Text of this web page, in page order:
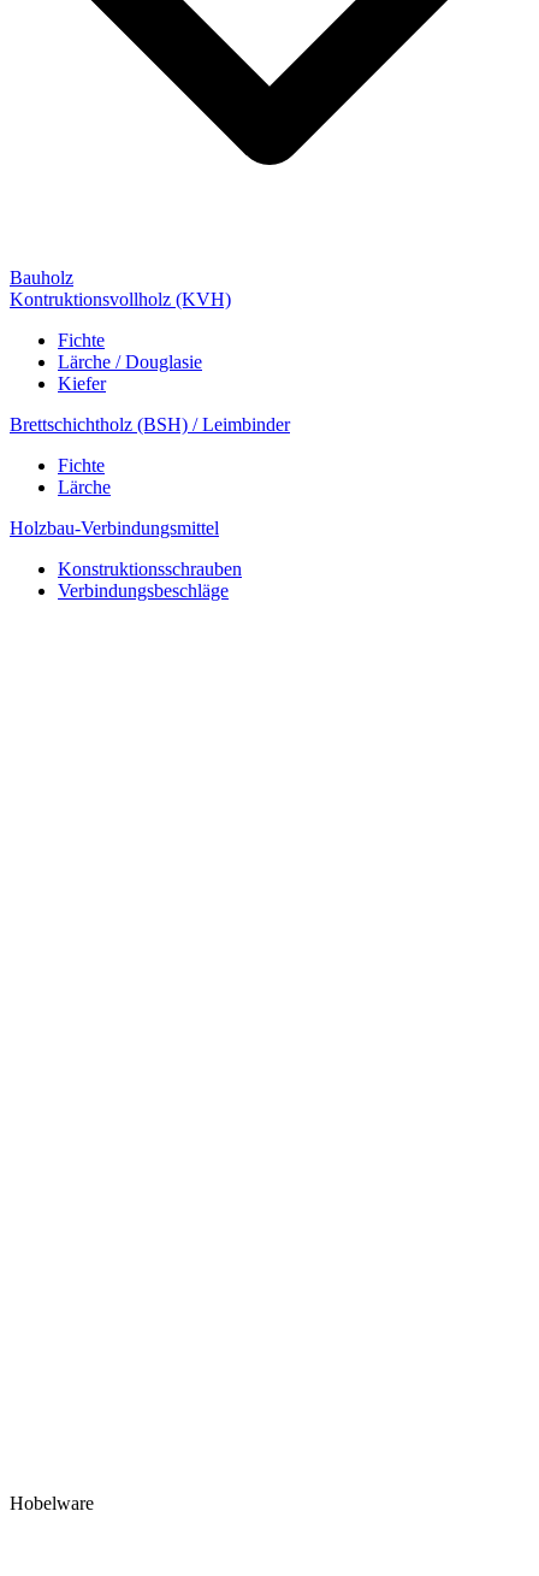
Bauholz
Kontruktionsvollholz (KVH)
Fichte
Lärche / Douglasie
Kiefer
Brettschichtholz (BSH) / Leimbinder
Fichte
Lärche
Holzbau-Verbindungsmittel
Konstruktionsschrauben
Verbindungsbeschläge
Hobelware